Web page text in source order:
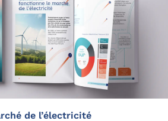
de l’électricité